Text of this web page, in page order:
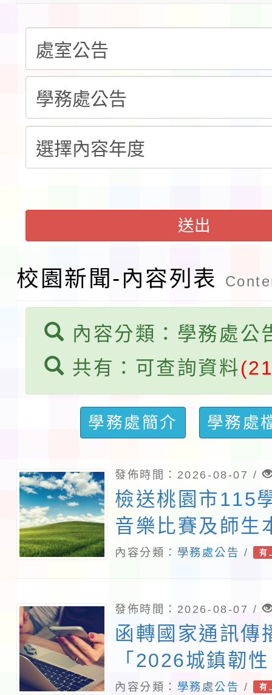
檢送桃園市115學年度
及師生本土語及新住民
實施要點各1份
115年食農教育專業人
程
函轉國家通訊傳播委員
鎮韌性（防空）演習－
速演練執行計畫」
「115年金融知識線上
法」
本校115學年度第1學
第3次招考代課鐘點教
告(不再辦理後續甄選)
檢送「桃園市115學年
賽實施要點」1份
本市「115學年度學生
程安排一案
「桃園市補助參觀特色
展演活動實施計畫」
請一案
送出
校園新聞-內容列表
內容分類：學務處公
共有：可查詢資料
學務處簡介 學務處
發佈時間：2026-08-07 /
檢送桃園市115
音樂比賽及師生
住民語歌謠比賽
內容分類： 學務處公告 / 有
發佈時間：2026-08-07 /
函轉國家通訊傳
「2026城鎮韌
演習－行動網路
內容分類： 學務處公告 / 有